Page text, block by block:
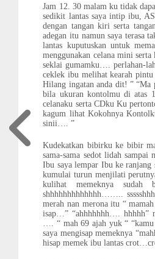
Jam 12. 30 malam ku tidak
sedikit lantas saya intip ibu,
dengan tangan kiri serta
adegan itu namun saya terasa
lantas kuputuskan untuk
menggunakan celana mini
seklai gumamku…. perlahan-
ceklek ibu melihat kearah pintu
Hilang ingatan anda dit! ” “Ma
bila ukuran kontolmu di atas
celanaku serta CDku Ku
kagum lihat Kokohnya
sinii…. ”
Kudekatkan bibirku ke bibir
sama-sama sedot lidah sampai
Ibu saya lempar Ibu ke ranjang
kumulai turun menjilati
kulihat memeknya
shhhhhhhhhhhhh……..
merah nan merona itu “
isap…” “ahhhhhhh…. hhhhh”
…. “ mah 69 ajah yuk “
saya mengisap memeknya
hisap memek ibu lantas